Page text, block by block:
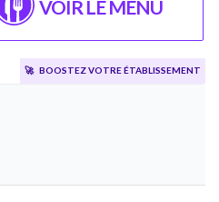
VOIR LE MENU
🚀 Boostez votre établissement